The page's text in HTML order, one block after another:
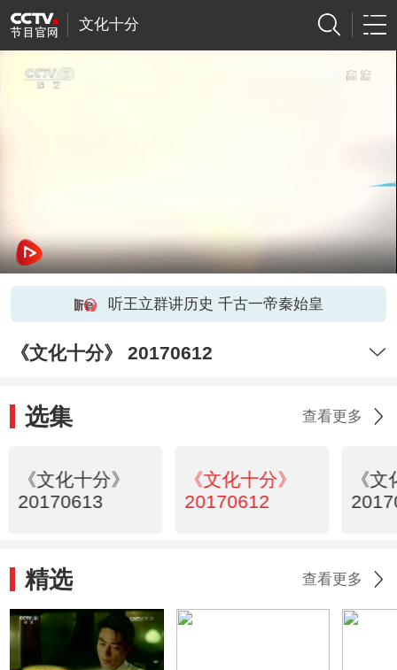
文化十分
听王立群讲历史 千古一帝秦始皇
《文化十分》 20170612
选集 查看更多
《文化十分》
20170613
《文化十分》
20170612
《
精选 查看更多